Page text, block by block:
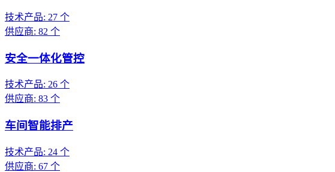
技术产品: 27 个
供应商: 82 个
安全一体化管控
技术产品: 26 个
供应商: 83 个
车间智能排产
技术产品: 24 个
供应商: 67 个